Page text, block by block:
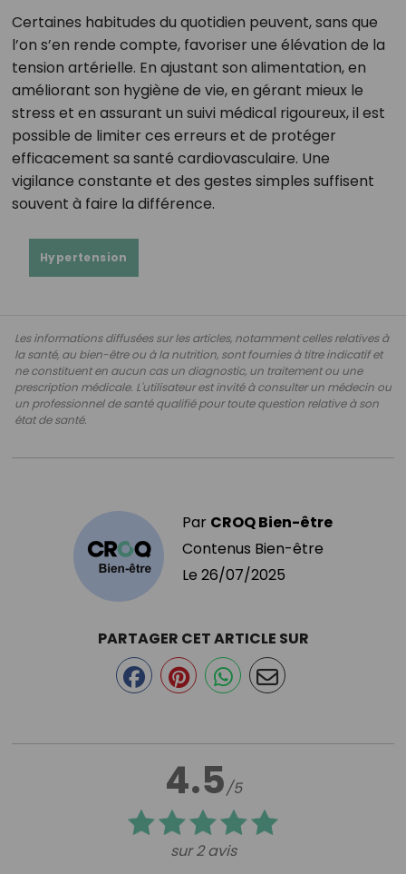
Certaines habitudes du quotidien peuvent, sans que
l’on s’en rende compte, favoriser une élévation de la
tension artérielle. En ajustant son alimentation, en
améliorant son hygiène de vie, en gérant mieux le
stress et en assurant un suivi médical rigoureux, il est
possible de limiter ces erreurs et de protéger
efficacement sa santé cardiovasculaire. Une
vigilance constante et des gestes simples suffisent
souvent à faire la différence.
Hypertension
Les informations diffusées sur les articles, notamment celles relatives à
la santé, au bien-être ou à la nutrition, sont fournies à titre indicatif et
ne constituent en aucun cas un diagnostic, un traitement ou une
prescription médicale. L'utilisateur est invité à consulter un médecin ou
un professionnel de santé qualifié pour toute question relative à son
état de santé.
Par CROQ Bien-être
Contenus Bien-être
Le 26/07/2025
4.5/5
sur 2 avis
PARTAGER CET ARTICLE SUR